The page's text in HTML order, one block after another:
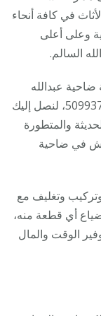
في كافة أنحاء
وعلى أعلى
السالم.
عبدالله
السالم بالكويت فلا تتردد في الاتصال على 50993766، لنصل إليك
والمتطورة
في ضاحية
وتغليف مع
أي قطعة منه،
الوقت والمال